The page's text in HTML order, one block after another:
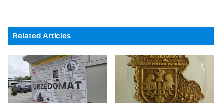
Related Articles